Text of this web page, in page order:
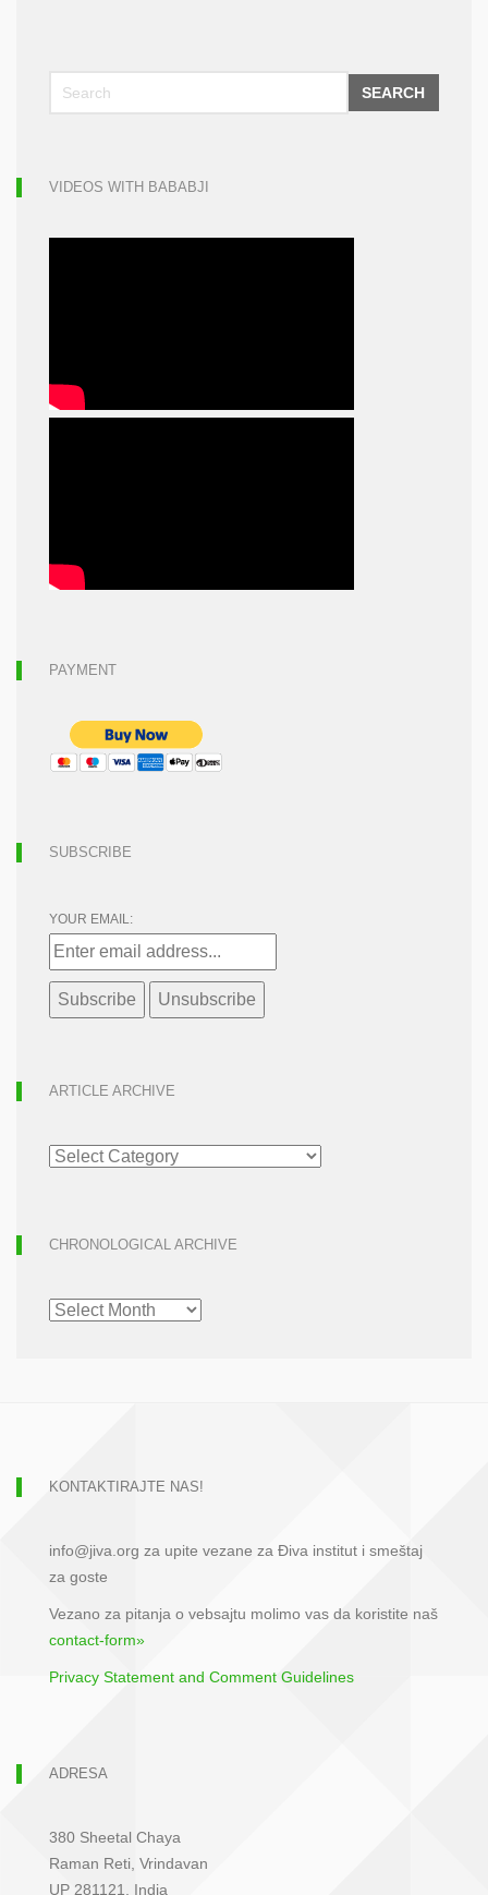
SEARCH
VIDEOS WITH BABABJI
PAYMENT
SUBSCRIBE
YOUR EMAIL:
ARTICLE ARCHIVE
ARTICLE
ARCHIVE
CHRONOLOGICAL ARCHIVE
CHRONOLOGICAL
ARCHIVE
KONTAKTIRAJTE NAS!
info@jiva.org za upite vezane za Điva institut i smeštaj
za goste
Vezano za pitanja o vebsajtu molimo vas da koristite naš
contact-form»
Privacy Statement and Comment Guidelines
ADRESA
380 Sheetal Chaya
Raman Reti, Vrindavan
UP 281121, India